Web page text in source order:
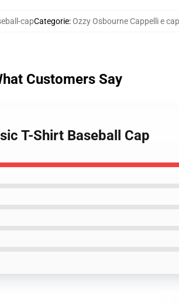
capCategorie:Ozzy Osbourne Cappelli e
Customers Say
T-Shirt Baseball Cap